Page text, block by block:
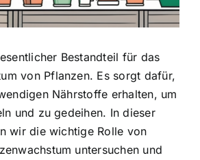
Bestandteil für das
von Pflanzen. Es sorgt dafür,
Nährstoffe erhalten, um
und zu gedeihen. In dieser
wir die wichtige Rolle von
untersuchen und